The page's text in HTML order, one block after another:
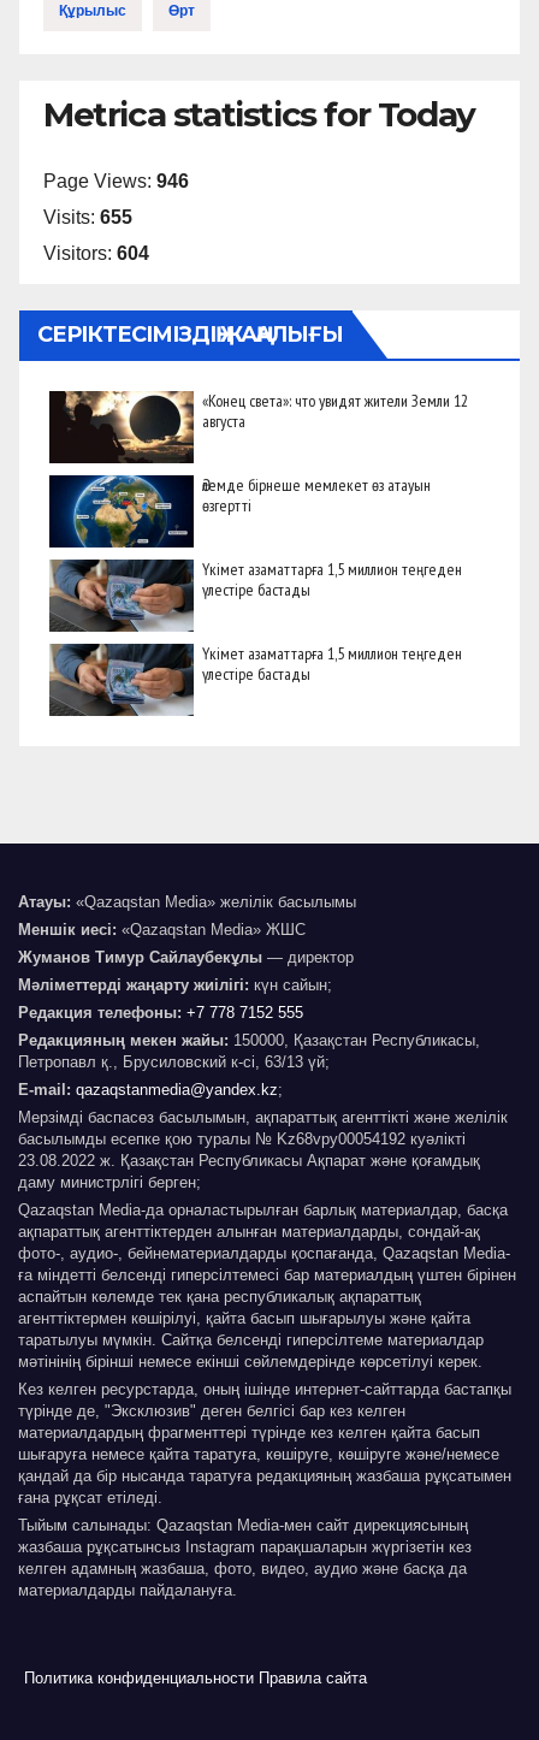
Құрылыс Өрт
Metrica statistics for Today
Page Views: 946
Visits: 655
Visitors: 604
СЕРІКТЕСІМІЗДІҢ ЖАҢАЛЫҒЫ
«Конец света»: что увидят жители Земли 12
августа
Әлемде бірнеше мемлекет өз атауын
өзгертті
Үкімет азаматтарға 1,5 миллион теңгеден
үлестіре бастады
Үкімет азаматтарға 1,5 миллион теңгеден
үлестіре бастады
Атауы: «Qazaqstan Media» желілік басылымы
Меншік иесі: «Qazaqstan Media» ЖШС
Жуманов Тимур Сайлаубекұлы — директор
Мәліметтерді жаңарту жиілігі: күн сайын;
Редакция телефоны: +7 778 7152 555
Редакцияның мекен жайы: 150000, Қазақстан Республикасы,
Петропавл қ., Брусиловский к-сі, 63/13 үй;
E-mail: qazaqstanmedia@yandex.kz;
Мерзімді баспасөз басылымын, ақпараттық агенттікті және желілік
басылымды есепке қою туралы № Kz68vpy00054192 куәлікті
23.08.2022 ж. Қазақстан Республикасы Ақпарат және қоғамдық
даму министрлігі берген;
Qazaqstan Media-да орналастырылған барлық материалдар, басқа
ақпараттық агенттіктерден алынған материалдарды, сондай-ақ
фото-, аудио-, бейнематериалдарды қоспағанда, Qazaqstan Media-
ға міндетті белсенді гиперсілтемесі бар материалдың үштен бірінен
аспайтын көлемде тек қана республикалық ақпараттық
агенттіктермен көшірілуі, қайта басып шығарылуы және қайта
таратылуы мүмкін. Сайтқа белсенді гиперсілтеме материалдар
мәтінінің бірінші немесе екінші сөйлемдерінде көрсетілуі керек.
Кез келген ресурстарда, оның ішінде интернет-сайттарда бастапқы
түрінде де, "Эксклюзив" деген белгісі бар кез келген
материалдардың фрагменттері түрінде кез келген қайта басып
шығаруға немесе қайта таратуға, көшіруге, көшіруге және/немесе
қандай да бір нысанда таратуға редакцияның жазбаша рұқсатымен
ғана рұқсат етіледі.
Тыйым салынады: Qazaqstan Media-мен сайт дирекциясының
жазбаша рұқсатынсыз Instagram парақшаларын жүргізетін кез
келген адамның жазбаша, фото, видео, аудио және басқа да
материалдарды пайдалануға.
Политика конфиденциальности Правила сайта